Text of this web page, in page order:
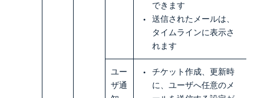
できます
送信されたメールは、
タイムラインに表示さ
れます
ユー
ザ通
チケット作成、更新時
に、ユーザへ任意のメ